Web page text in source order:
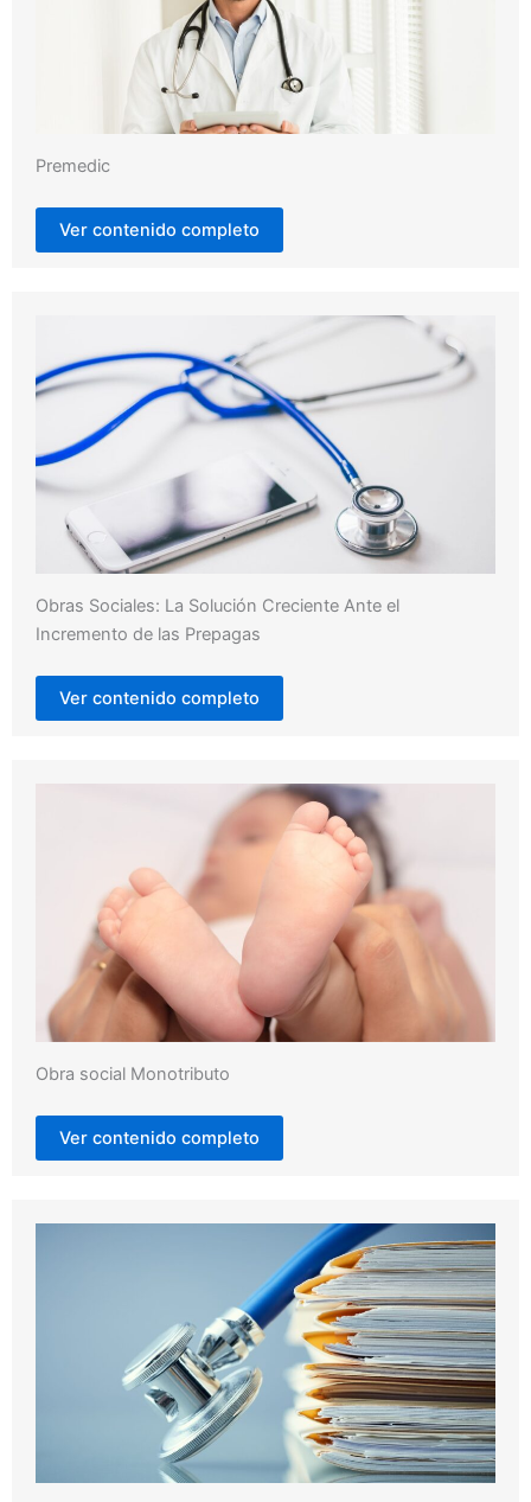
Premedic
Ver contenido completo
Obras Sociales: La Solución Creciente Ante el
Incremento de las Prepagas
Ver contenido completo
Obra social Monotributo
Ver contenido completo